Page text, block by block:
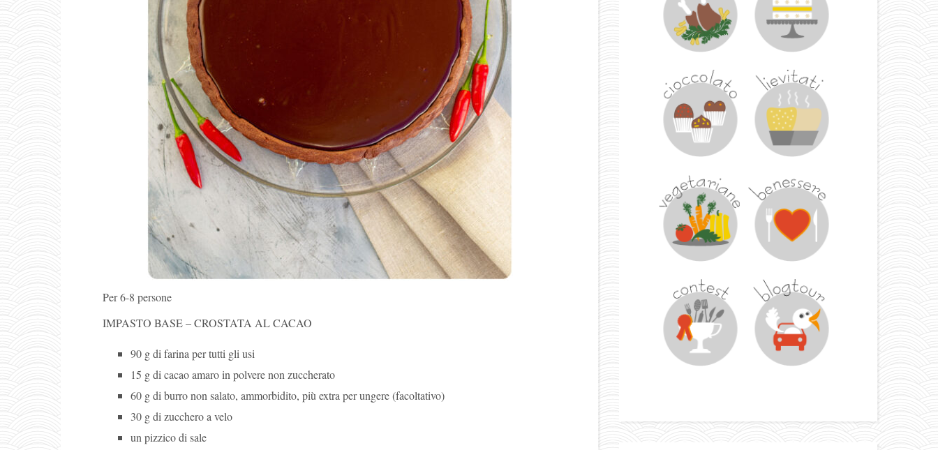
Per 6-8 persone
IMPASTO BASE – CROSTATA AL CACAO
90 g di farina per tutti gli usi
15 g di cacao amaro in polvere non zuccherato
60 g di burro non salato, ammorbidito, più extra per ungere (facoltativo)
30 g di zucchero a velo
un pizzico di sale